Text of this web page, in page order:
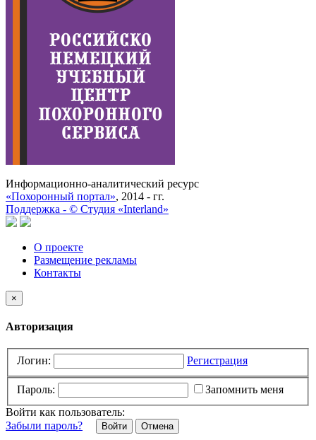
Информационно-аналитический ресурс
«Похоронный портал», 2014 - гг.
Поддержка - © Cтудия «Interland»
О проекте
Размещение рекламы
Контакты
×
Авторизация
Логин: Регистрация
Пароль:
Запомнить меня
Войти как пользователь:
Забыли пароль?
Отмена